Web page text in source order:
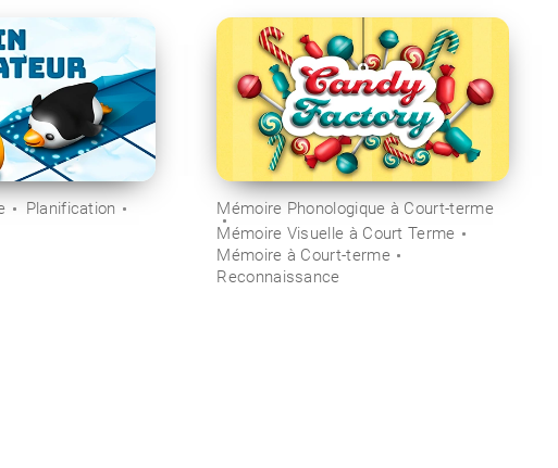
Planification
Mémoire Phonologique à Court-terme
Mémoire Visuelle à Court Terme
Mémoire à Court-terme
Reconnaissance